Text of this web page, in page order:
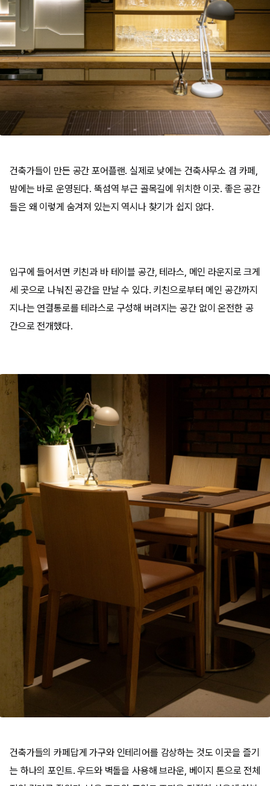
건축가들이 만든 공간 포어플랜. 실제로 낮에는 건축사무소 겸 카페,
밤에는 바로 운영된다. 뚝섬역 부근 골목길에 위치한 이곳. 좋은 공간
들은 왜 이렇게 숨겨져 있는지 역시나 찾기가 쉽지 않다.
입구에 들어서면 키친과 바 테이블 공간, 테라스, 메인 라운지로 크게
세 곳으로 나눠진 공간을 만날 수 있다. 키친으로부터 메인 공간까지
지나는 연결통로를 테라스로 구성해 버려지는 공간 없이 온전한 공
간으로 전개했다.
건축가들의 카페답게 가구와 인테리어를 감상하는 것도 이곳을 즐기
는 하나의 포인트. 우드와 벽돌을 사용해 브라운, 베이지 톤으로 전체